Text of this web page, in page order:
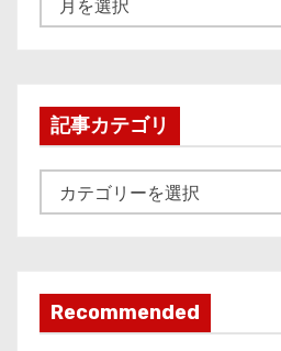
r
v
e
記事カテゴリ
事
ゴ
リ
Recommended